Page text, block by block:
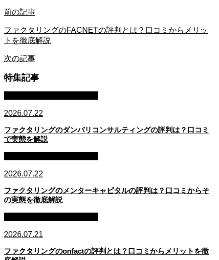
前の記事
ファクタリングのFACNETの評判とは？口コミからメリッ
トを徹底解説
次の記事
特集記事
2026.07.22
ファクタリングのダンバリコンサルティングの評判は？口コミ
で実態を解説
2026.07.22
ファクタリングのメンターキャピタルの評判は？口コミからそ
の実態を徹底解説
2026.07.21
ファクタリングのonfactの評判とは？口コミからメリットを徹